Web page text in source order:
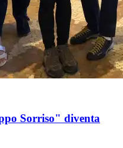
Sorriso" diventa